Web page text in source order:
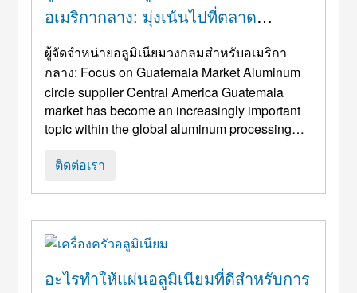
อเมริกากลาง: มุ่งเน้นไปที่ตลาด
กัวเตมาลา
ผู้จัดจำหน่ายอลูมิเนียมวงกลมสำหรับอเมริกา
กลาง: Focus on Guatemala Market Aluminum
circle supplier Central America Guatemala
market has become an increasingly important
topic within the global aluminum processing
อเมริกากลางที่กว้างขวางยังคงมีความก้าวหน้า
กำลังประสบอยู่ ...
ติดต่อเรา
อะไรทำให้แผ่นอลูมิเนียมที่ดีสำหรับการ